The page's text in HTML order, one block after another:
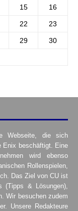
15 16
22 23
29 30
Webseite, die sich
Enix beschäftigt. Eine
wird ebenso
Rollenspielen,
Das Ziel von CU ist
(Tipps & Lösungen),
Wir besuchen zudem
Unsere Redakteure